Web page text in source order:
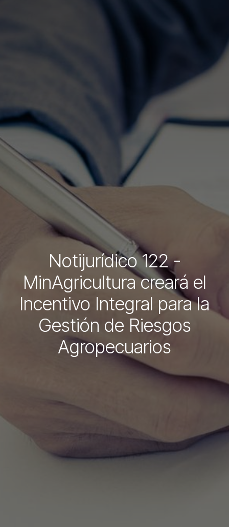
Notijurídico 122 -
MinAgricultura creará el
Incentivo Integral para la
Gestión de Riesgos
Agropecuarios